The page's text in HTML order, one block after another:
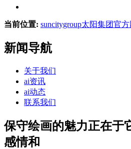
当前位置: suncitygroup太阳集团官
新闻导航
关于我们
ai资讯
ai动态
联系我们
保守绘画的魅力正在于
感情和